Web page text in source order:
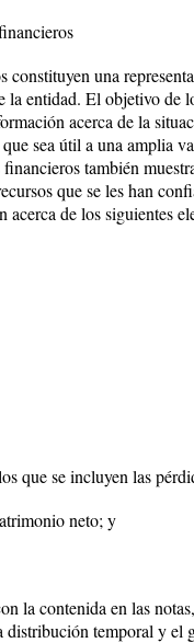
constituyen una
entidad. El objetivo de
acerca de la
sea útil a una amplia
también
que se les han
de los siguientes
que se incluyen las
neto; y
la contenida en las
temporal y el